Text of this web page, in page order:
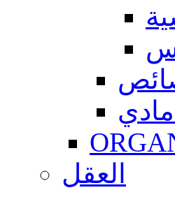
العقل